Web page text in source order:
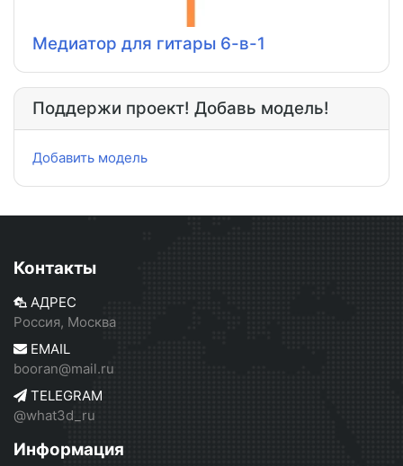
Медиатор для гитары 6-в-1
Поддержи проект! Добавь модель!
Добавить модель
Контакты
АДРЕС
Россия, Москва
EMAIL
booran@mail.ru
TELEGRAM
@what3d_ru
Информация